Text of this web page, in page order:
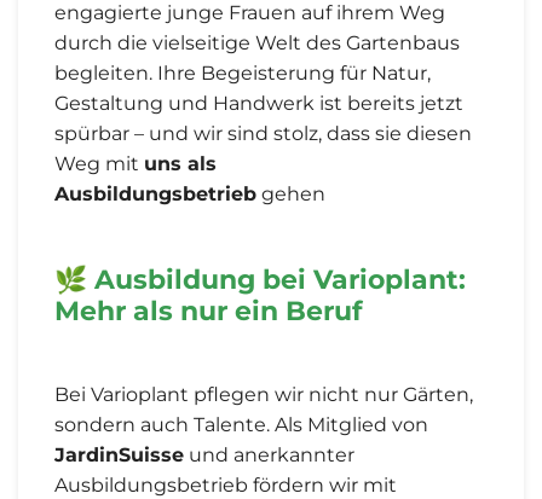
engagierte junge Frauen auf ihrem Weg
durch die vielseitige Welt des Gartenbaus
begleiten. Ihre Begeisterung für Natur,
Gestaltung und Handwerk ist bereits jetzt
spürbar – und wir sind stolz, dass sie diesen
Weg mit uns als
Ausbildungsbetrieb gehen
🌿 Ausbildung bei Varioplant:
Mehr als nur ein Beruf
Bei Varioplant pflegen wir nicht nur Gärten,
sondern auch Talente. Als Mitglied von
JardinSuisse und anerkannter
Ausbildungsbetrieb fördern wir mit